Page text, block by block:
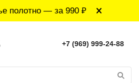
полотно — за 990 ₽
+7 (969) 999-24-88